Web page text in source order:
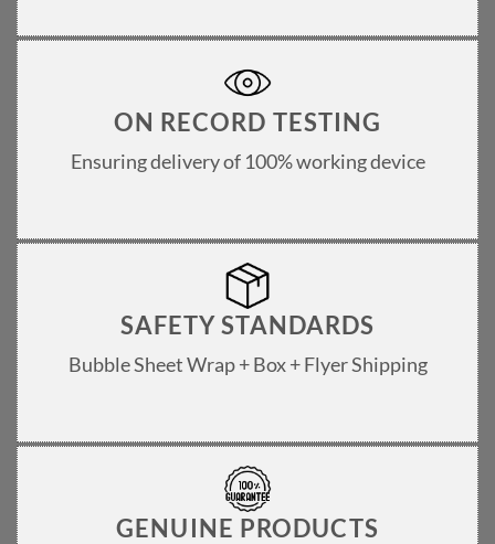
ON RECORD TESTING
Ensuring delivery of 100% working device
SAFETY STANDARDS
Bubble Sheet Wrap + Box + Flyer Shipping
GENUINE PRODUCTS